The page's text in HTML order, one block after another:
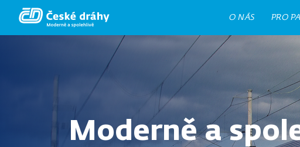
Přejít
O NÁS PRO
Moderně a